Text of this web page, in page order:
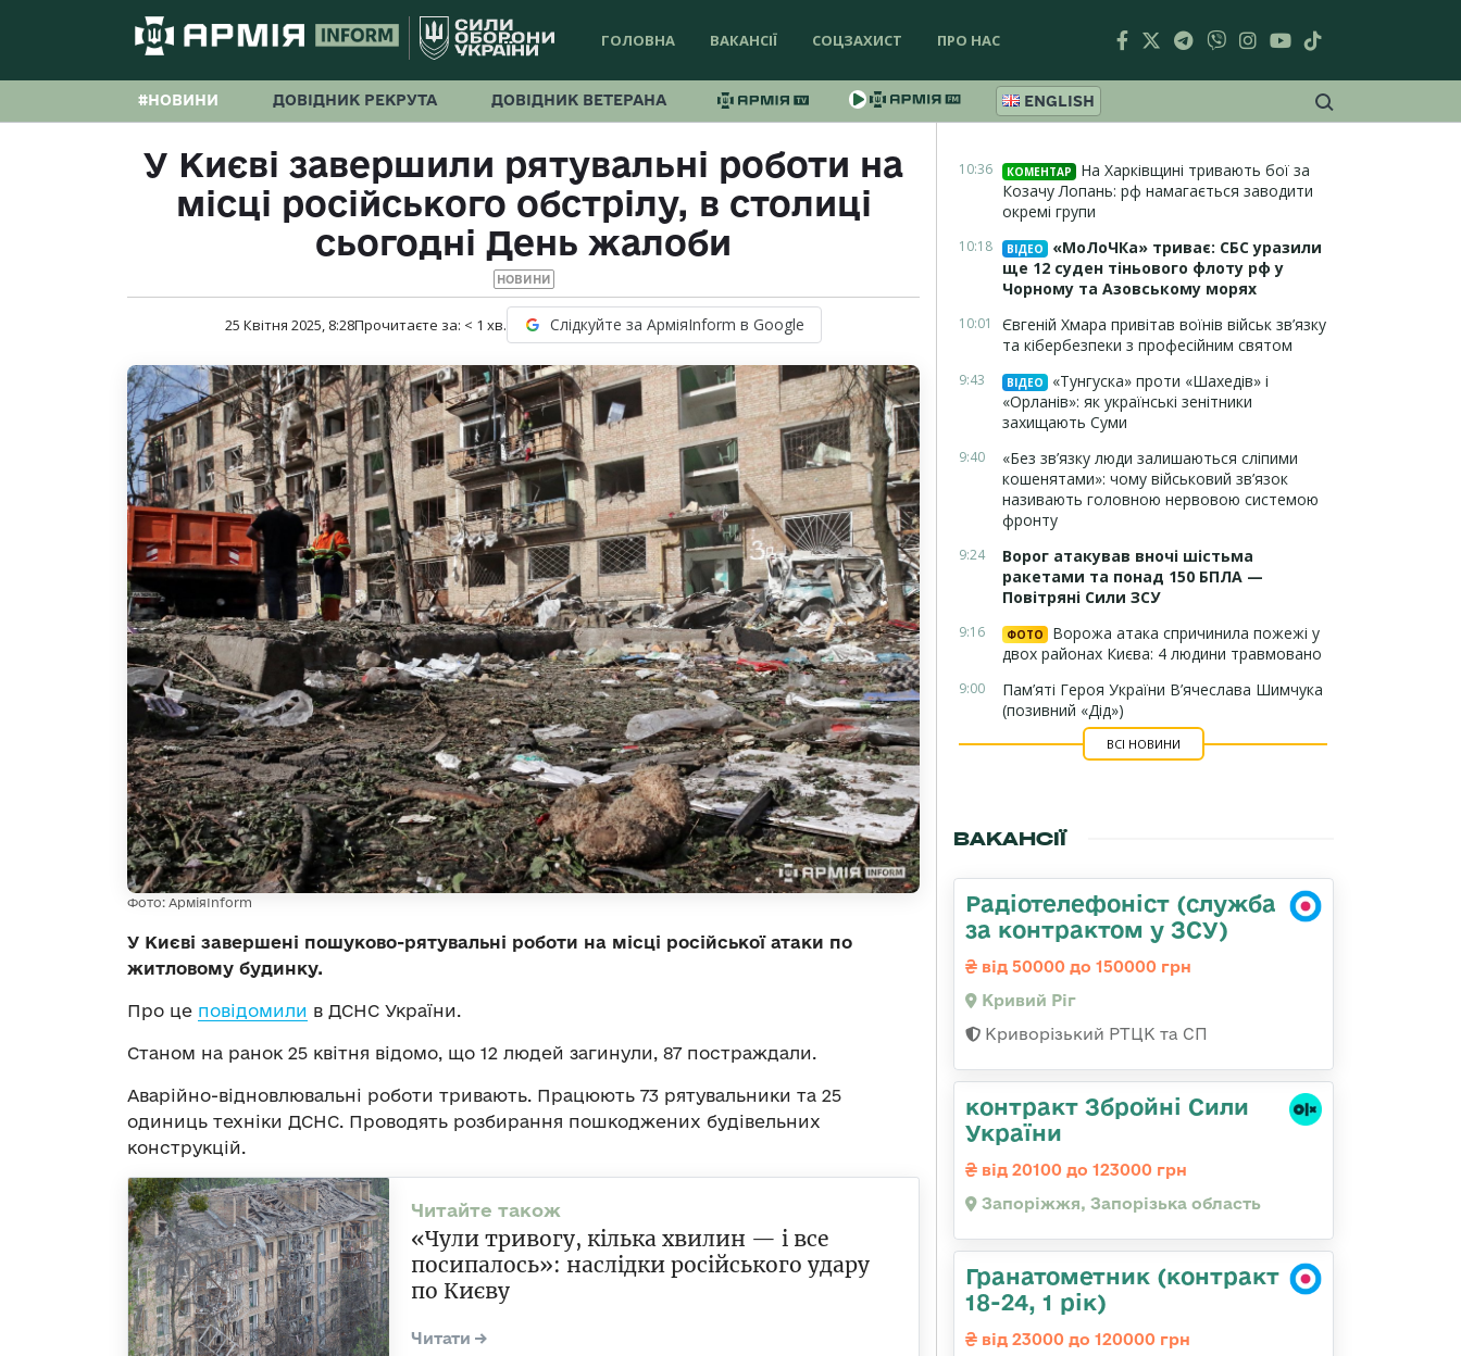
ГОЛОВНА ВАКАНСІЇ СОЦЗАХИСТ ПРО НАС
#НОВИНИ ДОВІДНИК РЕКРУТА ДОВІДНИК ВЕТЕРАНА ENGLISH
У Києві завершили рятувальні роботи на
місці російського обстрілу, в столиці
сьогодні День жалоби
НОВИНИ
25 Квітня 2025, 8:28Прочитаєте за: < 1 хв. Слідкуйте за АрміяInform в Google
Фото: АрміяInform
У Києві завершені пошуково-рятувальні роботи на місці російської атаки по
житловому будинку.
Про це повідомили в ДСНС України.
Станом на ранок 25 квітня відомо, що 12 людей загинули, 87 постраждали.
Аварійно-відновлювальні роботи тривають. Працюють 73 рятувальники та 25
одиниць техніки ДСНС. Проводять розбирання пошкоджених будівельних
конструкцій.
«Чули тривогу, кілька хвилин — і все
посипалось»: наслідки російського удару
по Києву
10:36 КОМЕНТАР
На Харківщині тривають бої за
Козачу Лопань: рф намагається заводити
окремі групи
10:18 ВІДЕО
«МоЛоЧКа» триває: СБС уразили
ще 12 суден тіньового флоту рф у
Чорному та Азовському морях
10:01
Євгеній Хмара привітав воїнів військ зв’язку
та кібербезпеки з професійним святом
9:43 ВІДЕО
«Тунгуска» проти «Шахедів» і
«Орланів»: як українські зенітники
захищають Суми
9:40
«Без зв’язку люди залишаються сліпими
кошенятами»: чому військовий зв’язок
називають головною нервовою системою
фронту
9:24
Ворог атакував вночі шістьма
ракетами та понад 150 БПЛА —
Повітряні Сили ЗСУ
9:16 ФОТО
Ворожа атака спричинила пожежі у
двох районах Києва: 4 людини травмовано
9:00
Пам’яті Героя України В’ячеслава Шимчука
(позивний «Дід»)
ВСІ НОВИНИ
ВАКАНСІЇ
Радіотелефоніст (служба
за контрактом у ЗСУ)
від 50000 до 150000 грн
Кривий Ріг
Криворізький РТЦК та СП
контракт Збройні Сили
України
від 20100 до 123000 грн
Запоріжжя, Запорізька область
Гранатометник (контракт
18-24, 1 рік)
від 23000 до 120000 грн